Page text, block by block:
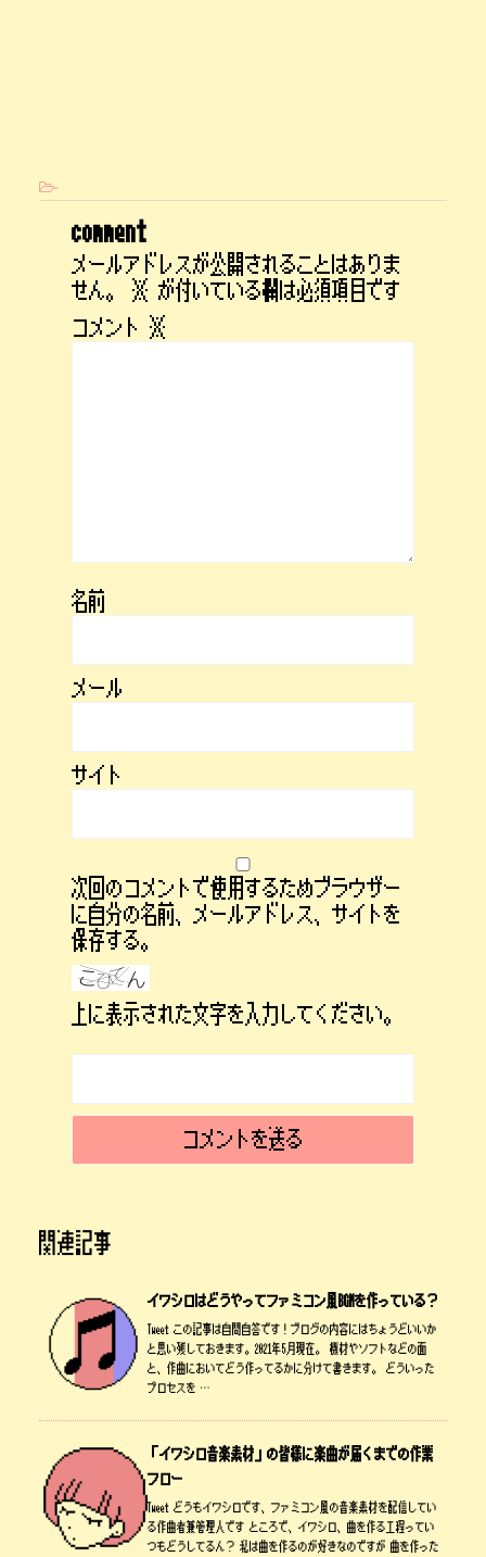
-
comment
メールアドレスが公開されることはありま
せん。
※ が付いている欄は必須項目です
コメント ※
名前
メール
サイト
次回のコメントで使用するためブラウザー
に自分の名前、メールアドレス、サイトを
保存する。
上に表示された文字を入力してください。
関連記事
イワシロはどうやってファミコン風BGMを作っている？
Tweet この記事は自問自答です！ブログの内容にはちょうどいいか
と思い残しておきます。2021年5月現在。 機材やソフトなどの面
と、作曲においてどう作ってるかに分けて書きます。 どういった
プロセスを …
「イワシロ音楽素材」の皆様に楽曲が届くまでの作業
フロー
Tweet どうもイワシロです、ファミコン風の音楽素材を配信してい
る作曲者兼管理人です ところで、イワシロ、曲を作る工程ってい
つもどうしてるん？ 私は曲を作るのが好きなのですが 曲を作った